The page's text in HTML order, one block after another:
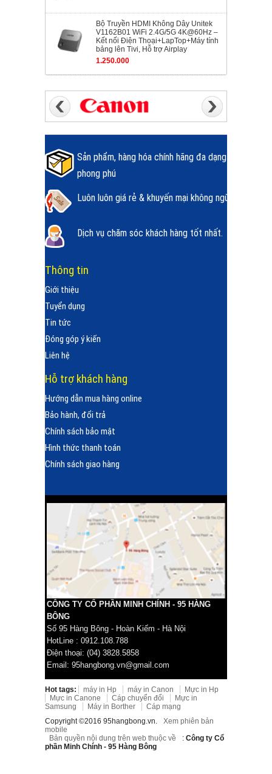
Bộ Truyền HDMI Không Dây Unitek
V1162B01 WiFi 2.4G/5G 4K@60Hz –
Kết nối Điện Thoại+LapTop+Máy tính
bảng lên Tivi, Hỗ trợ Airplay
1.250.000
Sản phẩm, hàng hóa chính hãng đa dạng
phong phú
Luôn luôn giá rẻ & khuyến mại không ngừng.
Dịch vụ chăm sóc khách hàng tốt nhất.
Thông tin
Giới thiệu
Tuyển dụng
Tin tức
Đóng góp ý kiến
Liên hệ
Hỗ trợ khách hàng
Hướng dẫn mua hàng online
Bảo hành, đổi trả
Chính sách bảo mật
Hình thức thanh toán
Chính sách giao hàng
CÔNG TY CỔ PHẦN MINH CHÍNH - 95 HÀNG
BÔNG
Số 95 Hàng Bông - Hoàn Kiếm - Hà Nội
HotLine : 0912.108.788
Điện thoại: (04) 3828.5858
Email: 95hangbong.vn@gmail.com
Hot tags: máy in Hp máy in Canon
Mực in Hp
Mực in Canone
Cáp chuyển đổi
Mực in
Samsung
Máy in Borther
Cáp mạng
Copyright ©2016 95hangbong.vn.
Xem phiên bản
mobile
Bản quyền nội dung trên web thuộc về
: Công ty Cổ
phần Minh Chính - 95 Hàng Bông